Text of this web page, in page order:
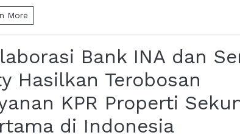
More
Bank INA dan
Hasilkan Terobosan
KPR Properti
di Indonesia